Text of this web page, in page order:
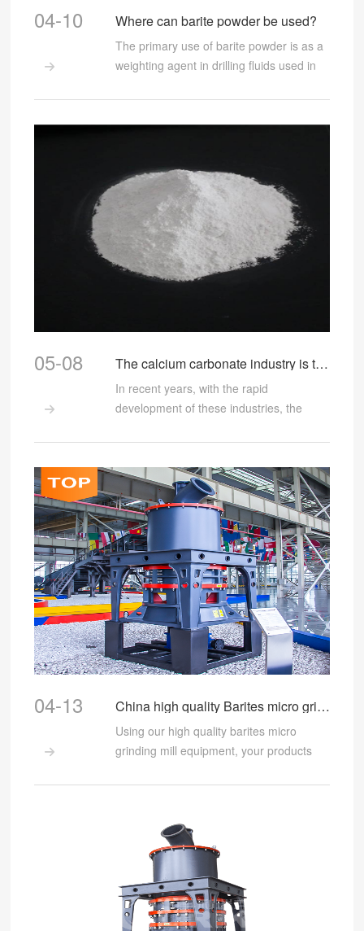
料、塑料、橡胶等产品生产中广泛使用。
匀，能保证立德粉的高品质。而且，在一
些化工产品的生产过程中，对重晶石粉的
用武之地。在造纸时，重晶石粉可以作为
填料添加到纸张中，让纸张更光滑、平
整，还能提高纸张的白度和不透明度。在
纺织行业，它能作为纺织填料，改善织物
的性能。这些行业对重晶石粉的需求稳
定，磨粉机为满足其需求持续发力。 再看
突破 4500 亿美元，亚太地区贡献率达到
48% 。在这样的大环境下，重晶石磨粉机
市场前景十分广阔。一方面，随着各行业
不断发展，对重晶石粉的需求持续增长，
源、电子等新兴行业崛起，对重晶石粉在
一些特殊领域的应用研究不断深入，潜在
需求巨大。另一方面，不断进行技术创
新，其重晶石磨粉机在生产效率、能耗控
制、产品细度调节等方面不断优化升级。
新型磨粉机不仅产量更高，能耗还更低，
符合当下节能减排的趋势，能为企业降低
生产成本，在市场竞争中优势明显。 总的
来说，重晶石磨粉机凭借其在众多应用领
域的出色表现，以及面对 2025 年粉体行业
良好发展态势的适应性，未来市场前景十
分光明，有望在各行业需求增长和自身技
术进步的推动下，创造更大的市场价值。
如果您还有不理解或者困惑的地方，欢迎
04-10

Where can barite powder be used?
The primary use of barite powder is as a
weighting agent in drilling fluids used in
05-08

The calcium carbonate industry is transforming —— Clirik CLUM series ultrafine vertical mill
In recent years, with the rapid
development of these industries, the
further increasing.
04-13

China high quality Barites micro grinding mill equipment for barites powder process
Using our high quality barites micro
grinding mill equipment, your products
anti-collision, high strength durable,